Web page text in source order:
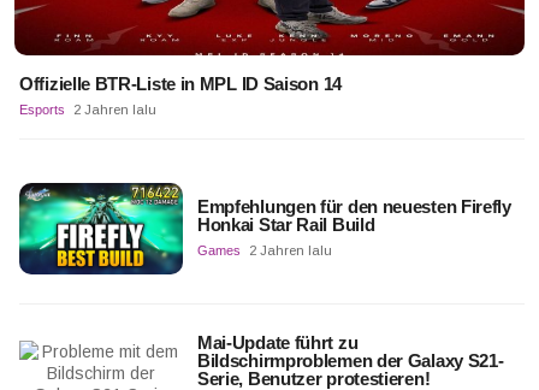
Offizielle BTR-Liste in MPL ID Saison 14
Esports 2 Jahren lalu
Empfehlungen für den neuesten Firefly
Honkai Star Rail Build
Games 2 Jahren lalu
Mai-Update führt zu
Bildschirmproblemen der Galaxy S21-
Serie, Benutzer protestieren!